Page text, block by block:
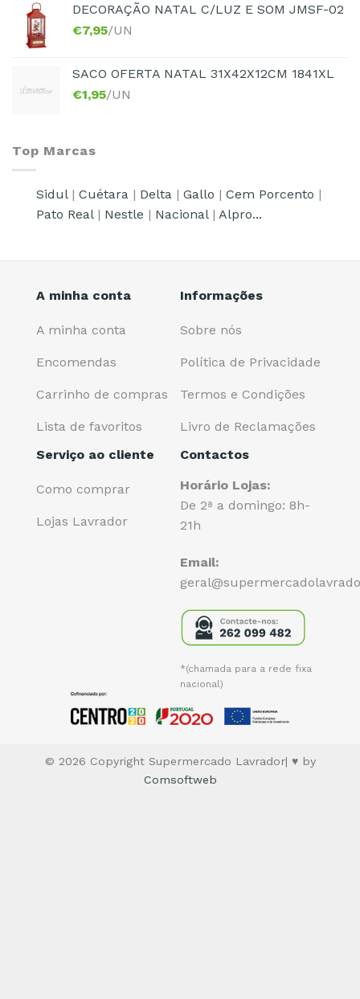
DECORAÇÃO NATAL C/LUZ E SOM JMSF-02
€7,95/UN
SACO OFERTA NATAL 31X42X12CM 1841XL
€1,95/UN
Top Marcas
Sidul| Cuétara | Delta | Gallo | Cem Porcento |
Pato Real| Nestle | Nacional| Alpro...
A minha conta
A minha conta
Encomendas
Carrinho de compras
Lista de favoritos
Informações
Sobre nós
Política de Privacidade
Termos e Condições
Livro de Reclamações
Serviço ao cliente
Como comprar
Lojas Lavrador
Contactos
Horário Lojas:
De 2ª a domingo: 8h-
21h
Email:
*(chamada para a rede fixa
nacional)
© 2026 Copyright Supermercado Lavrador| ♥ by
Comsoftweb